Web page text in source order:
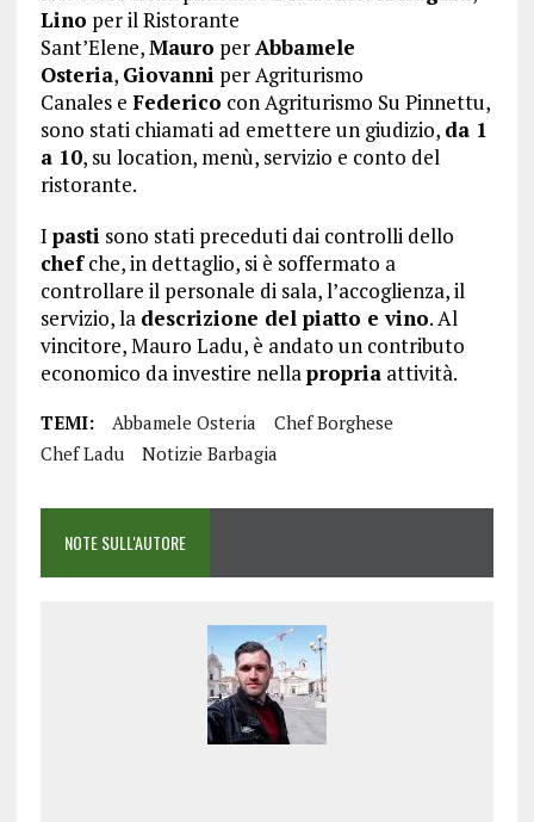
Lino per il Ristorante
Sant’Elene,Mauro perAbbamele
Osteria, Giovanni per Agriturismo
Canales e Federico con Agriturismo Su Pinnettu,
sono stati chiamati ad emettere un giudizio, da 1
a 10, su location, menù, servizio e conto del
ristorante.
I pasti sono stati preceduti dai controlli dello
chefche, in dettaglio, si è soffermato a
controllare il personale di sala, l’accoglienza, il
servizio, la descrizione del piatto e vino. Al
vincitore, Mauro Ladu, è andato un contributo
economico da investire nellapropriaattività.
TEMI: Abbamele Osteria
Chef Borghese
Chef Ladu
Notizie Barbagia
NOTE SULL'AUTORE